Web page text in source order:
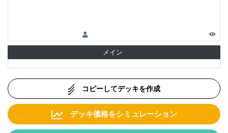
メイン
コピーしてデッキを作成
デッキ価格をシミュレーション